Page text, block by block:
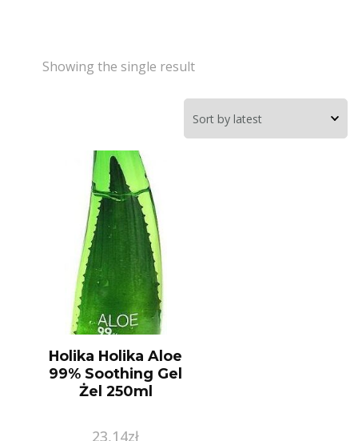
Showing the single result
Holika Holika Aloe
99% Soothing Gel
Żel 250ml
23,14zł